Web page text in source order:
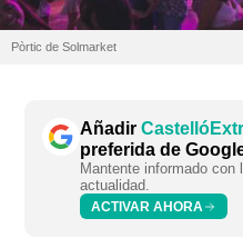
Pòrtic de Solmarket
Añadir
preferida de
Mantente informado
actualidad.
ACTIVAR AHORA